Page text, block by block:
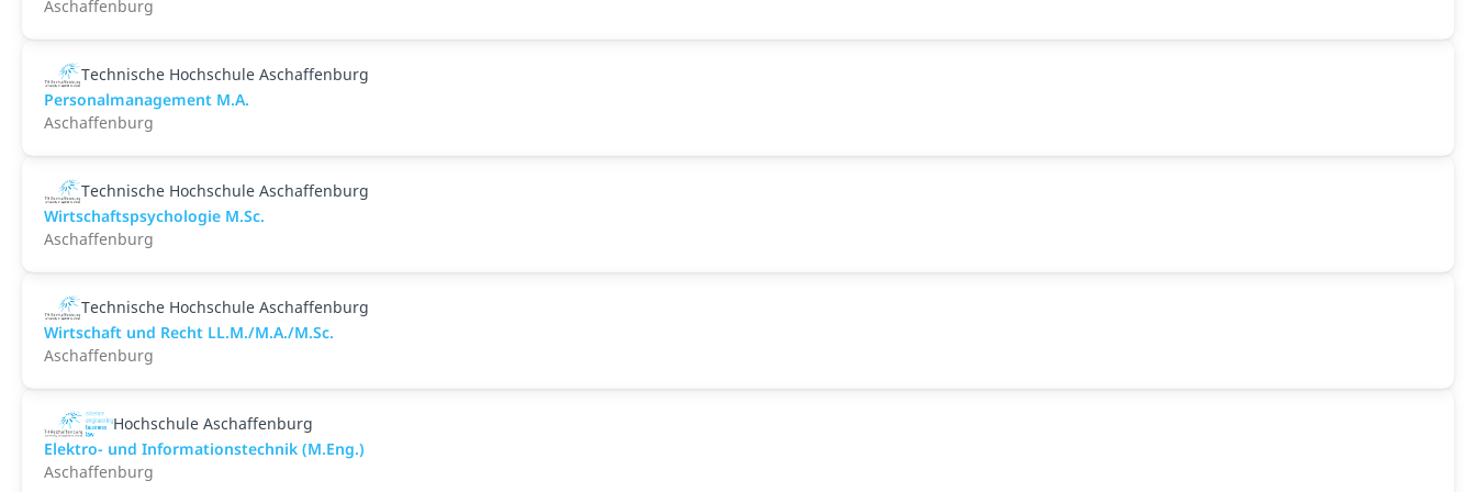
Aschaffenburg
Technische Hochschule Aschaffenburg
Personalmanagement M.A.
Aschaffenburg
Technische Hochschule Aschaffenburg
Wirtschaftspsychologie M.Sc.
Aschaffenburg
Technische Hochschule Aschaffenburg
Wirtschaft und Recht LL.M./M.A./M.Sc.
Aschaffenburg
Hochschule Aschaffenburg
Elektro- und Informationstechnik (M.Eng.)
Aschaffenburg